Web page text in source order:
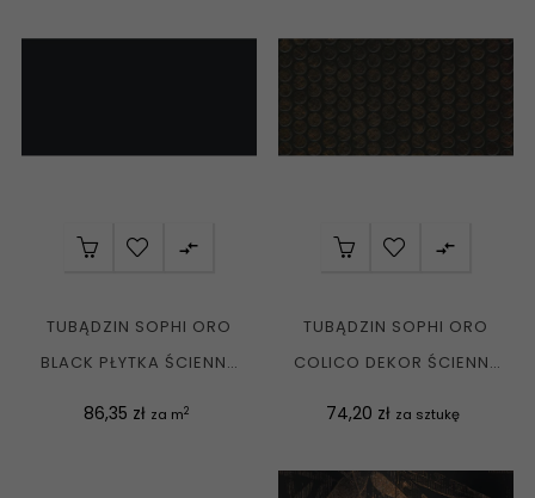

TUBĄDZIN SOPHI ORO
BLACK PŁYTKA ŚCIENNA
Cena
86,35 zł za m2

TUBĄDZIN SOPHI ORO
COLICO DEKOR ŚCIENNY
Cena
74,20 zł za sztukę